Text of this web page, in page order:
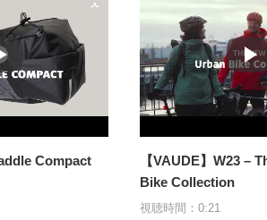
Compact
【VAUDE】W23 –
Bike Collection
視聴時間：0:21